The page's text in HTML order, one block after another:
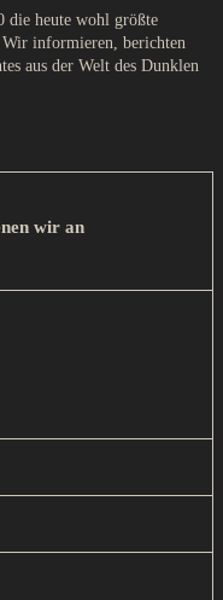
die heute wohl größte
Wir informieren, berichten
aus der Welt des Dunklen
wir an